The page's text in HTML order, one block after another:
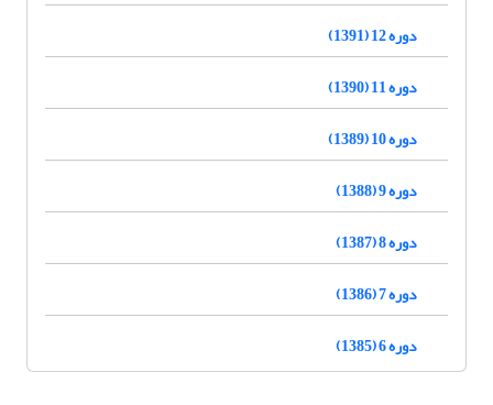
دوره 12 (1391)
دوره 11 (1390)
دوره 10 (1389)
دوره 9 (1388)
دوره 8 (1387)
دوره 7 (1386)
دوره 6 (1385)